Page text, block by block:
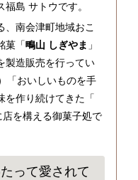
島 サトウです。
、南会津町地域おこ
菓「鴫山 しぎやま 」
製造販売を行ってい
「おいしいものを手
を作り続けてきた「
を構える御菓子処で
って愛されて